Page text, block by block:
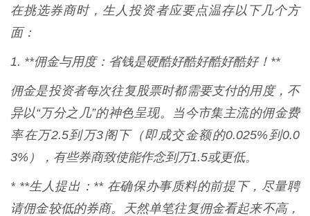
在挑选券商时，生人投资者应要点温存以下几个方
面：
1. **佣金与用度：省钱是硬酷好酷好酷好酷好！**
佣金是投资者每次往复股票时都需要支付的用度，不
异以“万分之几”的神色呈现。当今市集主流的佣金费
率在万2.5到万3阁下（即成交金额的0.025%到0.0
3%），有些券商致使能作念到万1.5或更低。
* **生人提出：** 在确保办事质料的前提下，尽量聘
请佣金较低的券商。天然单笔往复佣金看起来不高，